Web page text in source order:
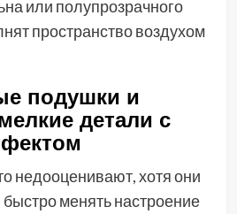
или полупрозрачного
пространство воздухом
подушки и
детали с
недооценивают, хотя они
менять настроение